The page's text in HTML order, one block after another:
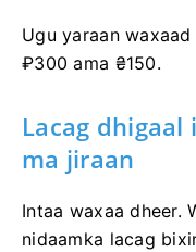
Ugu yaraan
₽300 ama ₴150.
Lacag
ma jiraan
Intaa waxaa dheer.
nidaamka lacag